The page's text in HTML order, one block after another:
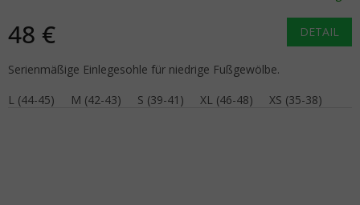
48 € DETAIL
Serienmäßige Einlegesohle für niedrige Fußgewölbe.
L (44-45)
M (42-43) S (39-41) XL (46-48) XS (35-38)